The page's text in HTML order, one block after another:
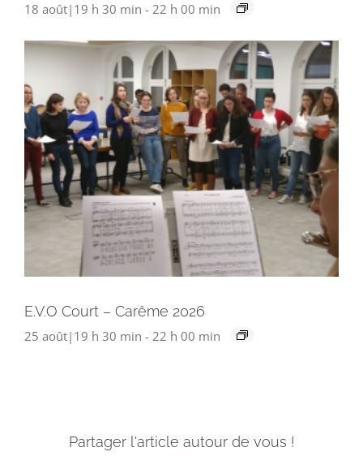
18 août|19 h 30 min - 22 h 00 min
E.V.O Court – Carême 2026
25 août|19 h 30 min - 22 h 00 min
Partager l'article autour de vous !